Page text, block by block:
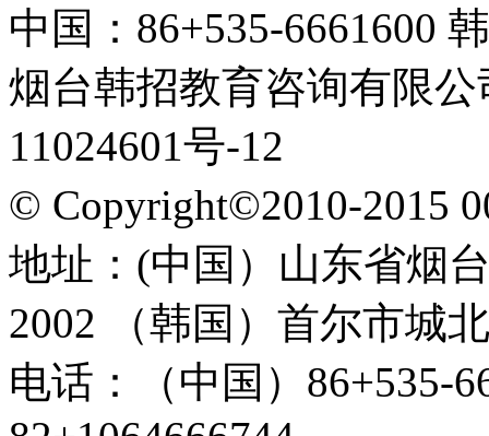
中国：86+535-6661600
烟台韩招教育咨询有限
11024601号-12
© Copyright©2010-2015
地址：(中国）山东省烟
2002 （韩国）首尔市城
电话：（中国）86+535-